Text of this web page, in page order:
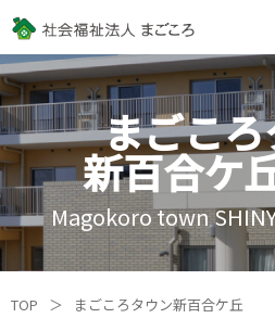
まごこ
新百合ケ
Magokoro town
TOP ＞
まごころタウン新百合ケ丘